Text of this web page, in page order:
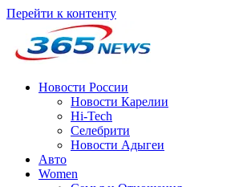
Перейти к контенту
Новости России
Новости Карелии
Hi-Tech
Селебрити
Новости Адыгеи
Авто
Women